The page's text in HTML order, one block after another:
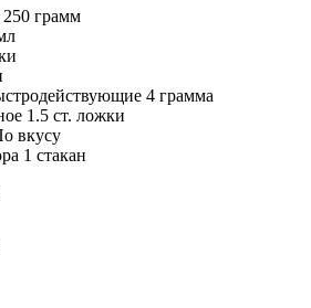
грамм
4 грамма
1.5 ст. ложки
вкусу
1 стакан